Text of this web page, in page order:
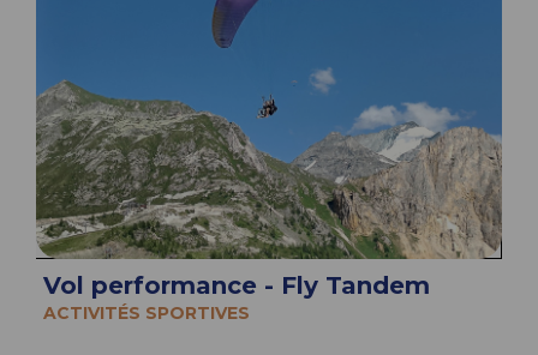
Vol performance - Fly Tandem
ACTIVITÉS SPORTIVES